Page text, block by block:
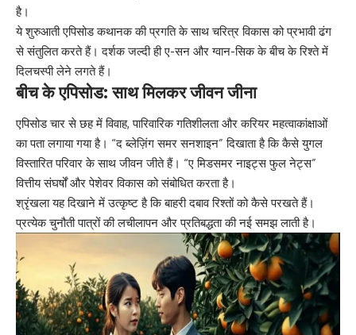
है।
ये शुरुआती एपिसोड कथानक की प्रगति के साथ चरित्र विकास को प्रभावी ढंग
से संतुलित करते हैं। दर्शक जल्दी ही ए-सन और ग्वान-सिक के बीच के रिश्ते में
दिलचस्पी लेने लगते हैं।
बीच के एपिसोड: साथ मिलकर जीवन जीना
एपिसोड चार से छह में विवाह, पारिवारिक गतिशीलता और करियर महत्वाकांक्षाओं
का पता लगाया गया है। “द ब्लेज़िंग समर सनशाइन” दिखाता है कि कैसे युगल
विस्तारित परिवार के साथ जीवन जीते हैं। “ए मिडसमर नाइट्स फुल नेट्स”
वित्तीय संघर्षों और पेशेवर विकास को संबोधित करता है।
श्रृंखला यह दिखाने में उत्कृष्ट है कि बाहरी दबाव रिश्तों को कैसे परखते हैं।
प्रत्येक चुनौती पात्रों की लचीलापन और प्रतिबद्धता की नई समझ लाती है।